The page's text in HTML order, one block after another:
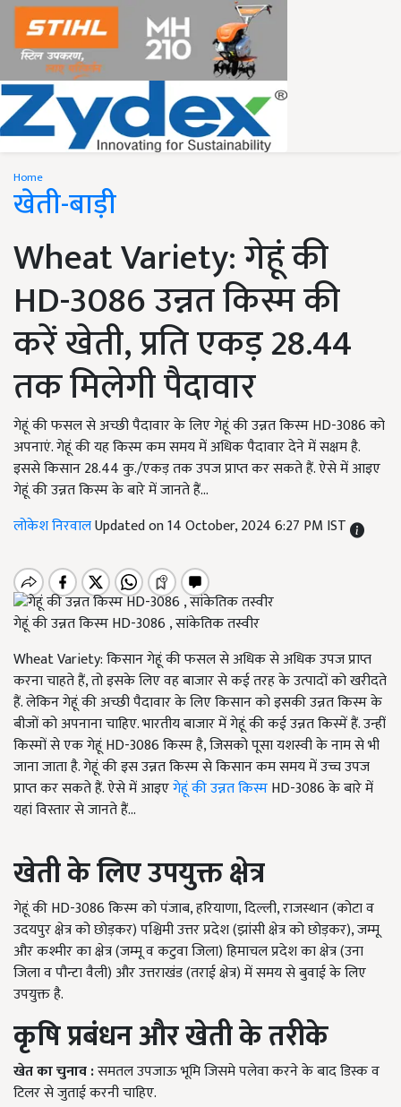
Home
खेती-बाड़ी
Wheat Variety: गेहूं की
HD-3086 उन्नत किस्म की
करें खेती, प्रति एकड़ 28.44
तक मिलेगी पैदावार
गेहूं की फसल से अच्छी पैदावार के लिए गेहूं की उन्नत किस्म HD-3086 को
अपनाएं. गेहूं की यह किस्म कम समय में अधिक पैदावार देने में सक्षम है.
इससे किसान 28.44 कु./एकड़ तक उपज प्राप्त कर सकते हैं. ऐसे में आइए
गेहूं की उन्नत किस्म के बारे में जानते हैं...
लोकेश निरवालUpdated on 14 October, 2024 6:27 PM IST
गेहूं की उन्नत किस्म HD-3086 , सांकेतिक तस्वीर
Wheat Variety: किसान गेहूं की फसल से अधिक से अधिक उपज प्राप्त
करना चाहते हैं, तो इसके लिए वह बाजार से कई तरह के उत्पादों को खरीदते
हैं. लेकिन गेहूं की अच्छी पैदावार के लिए किसान को इसकी उन्नत किस्म के
बीजों को अपनाना चाहिए. भारतीय बाजार में गेहूं की कई उन्नत किस्में हैं. उन्हीं
किस्मों से एक गेहूं HD-3086 किस्म है, जिसको पूसा यशस्वी के नाम से भी
जाना जाता है. गेहूं की इस उन्नत किस्म से किसान कम समय में उच्च उपज
प्राप्त कर सकते हैं. ऐसे में आइएगेहूं की उन्नत किस्मHD-3086 के बारे में
यहां विस्तार से जानते हैं...
खेती के लिए उपयुक्त क्षेत्र
गेहूं की HD-3086 किस्म को पंजाब, हरियाणा, दिल्ली, राजस्थान (कोटा व
उदयपुर क्षेत्र को छोड़कर) पश्चिमी उत्तर प्रदेश (झांसी क्षेत्र को छोड़कर), जम्मू
और कश्मीर का क्षेत्र (जम्मू व कटुवा जिला) हिमाचल प्रदेश का क्षेत्र (उना
जिला व पौन्टा वैली) और उत्तराखंड (तराई क्षेत्र) में समय से बुवाई के लिए
उपयुक्त है.
कृषि प्रबंधन और खेती के तरीके
खेत का चुनाव:समतल उपजाऊ भूमि जिसमे पलेवा करने के बाद डिस्क व
टिलर से जुताई करनी चाहिए.